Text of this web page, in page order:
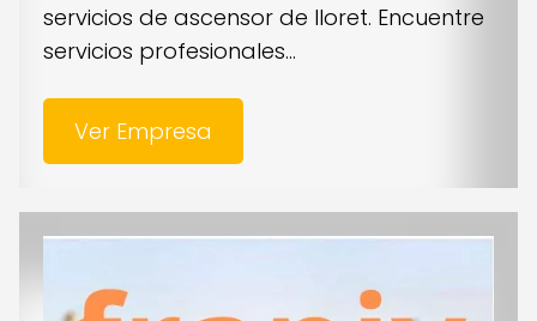
servicios de ascensor de lloret. Encuentre
servicios profesionales...
Ver Empresa